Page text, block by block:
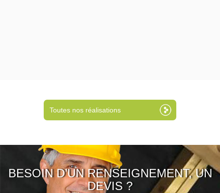
Toutes nos réalisations
BESOIN D’UN RENSEIGNEMENT, UN
DEVIS ?